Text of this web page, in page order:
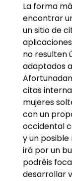
La forma
encontrar
un sitio de
no resulten
adaptados
citas
mujeres
con un
occidental
y un
irá por un
podréis
desarrollar